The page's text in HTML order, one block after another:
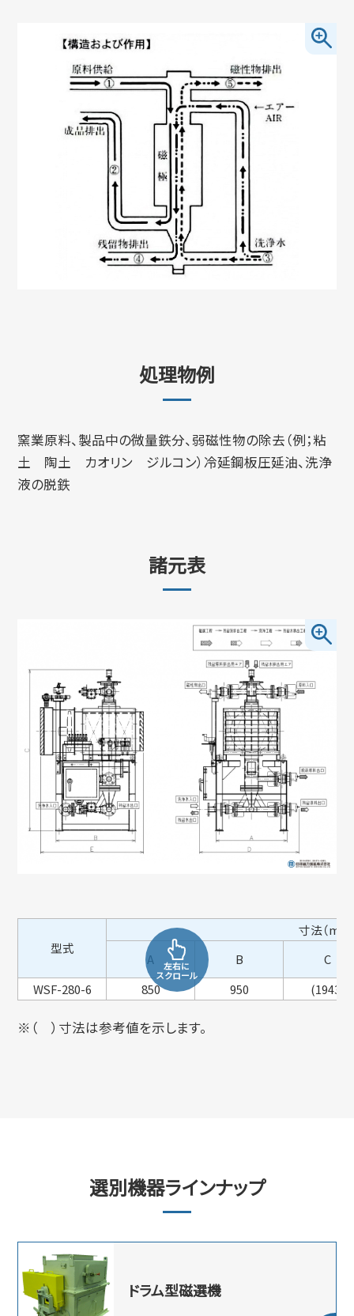
処理物例
窯業原料、製品中の微量鉄分、弱磁性物の除去（例；粘
土 陶土 カオリン ジルコン）冷延鋼板圧延油、洗浄
液の脱鉄
諸元表
型式
寸法（mm
A
B
C
WSF-280-6
850 950 (1943)
左右に
スクロール
※（ ）寸法は参考値を示します。
選別機器ラインナップ
ドラム型磁選機